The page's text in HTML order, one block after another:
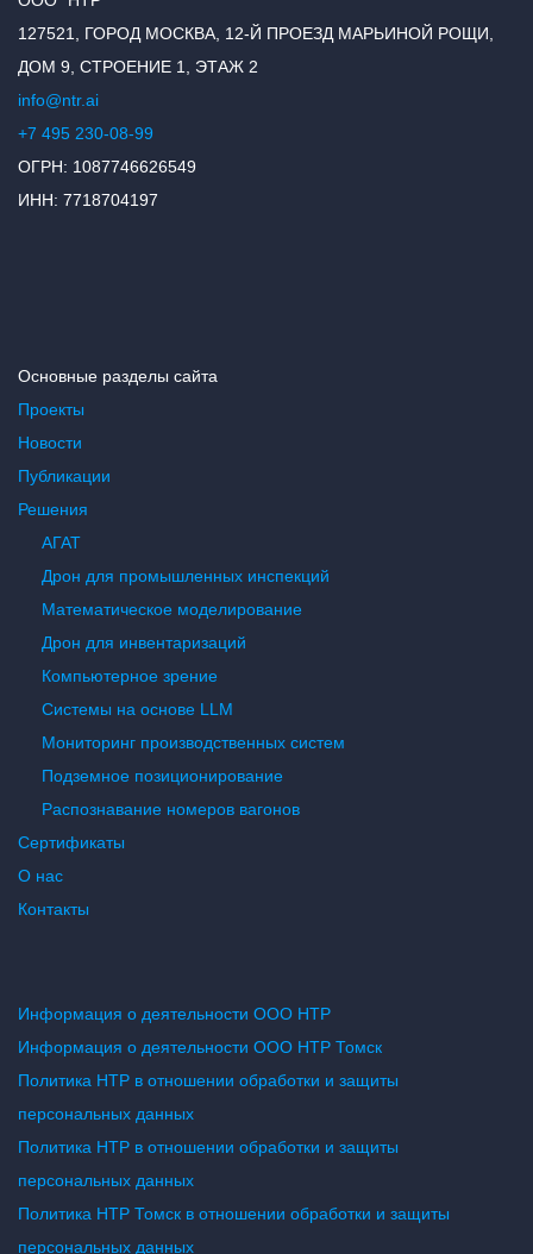
127521, ГОРОД МОСКВА, 12-Й ПРОЕЗД МАРЬИНОЙ РОЩИ,
ДОМ 9, СТРОЕНИЕ 1, ЭТАЖ 2
info@ntr.ai
+7 495 230-08-99
ОГРН: 1087746626549
ИНН: 7718704197
Основные разделы сайта
Проекты
Новости
Публикации
Решения
АГАТ
Дрон для промышленных инспекций
Математическое моделирование
Дрон для инвентаризаций
Компьютерное зрение
Системы на основе LLM
Мониторинг производственных систем
Подземное позиционирование
Распознавание номеров вагонов
Сертификаты
О нас
Контакты
Информация о деятельности ООО НТР
Информация о деятельности ООО НТР Томск
Политика НТР в отношении обработки и защиты
персональных данных
Политика НТР в отношении обработки и защиты
персональных данных
Политика НТР Томск в отношении обработки и защиты
персональных данных